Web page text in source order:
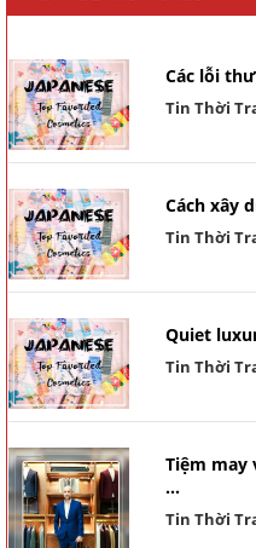
Các lỗi
Tin Thời
Cách xây
Tin Thời
Quiet
Tin Thời
Tiệm may
...
Tin Thời